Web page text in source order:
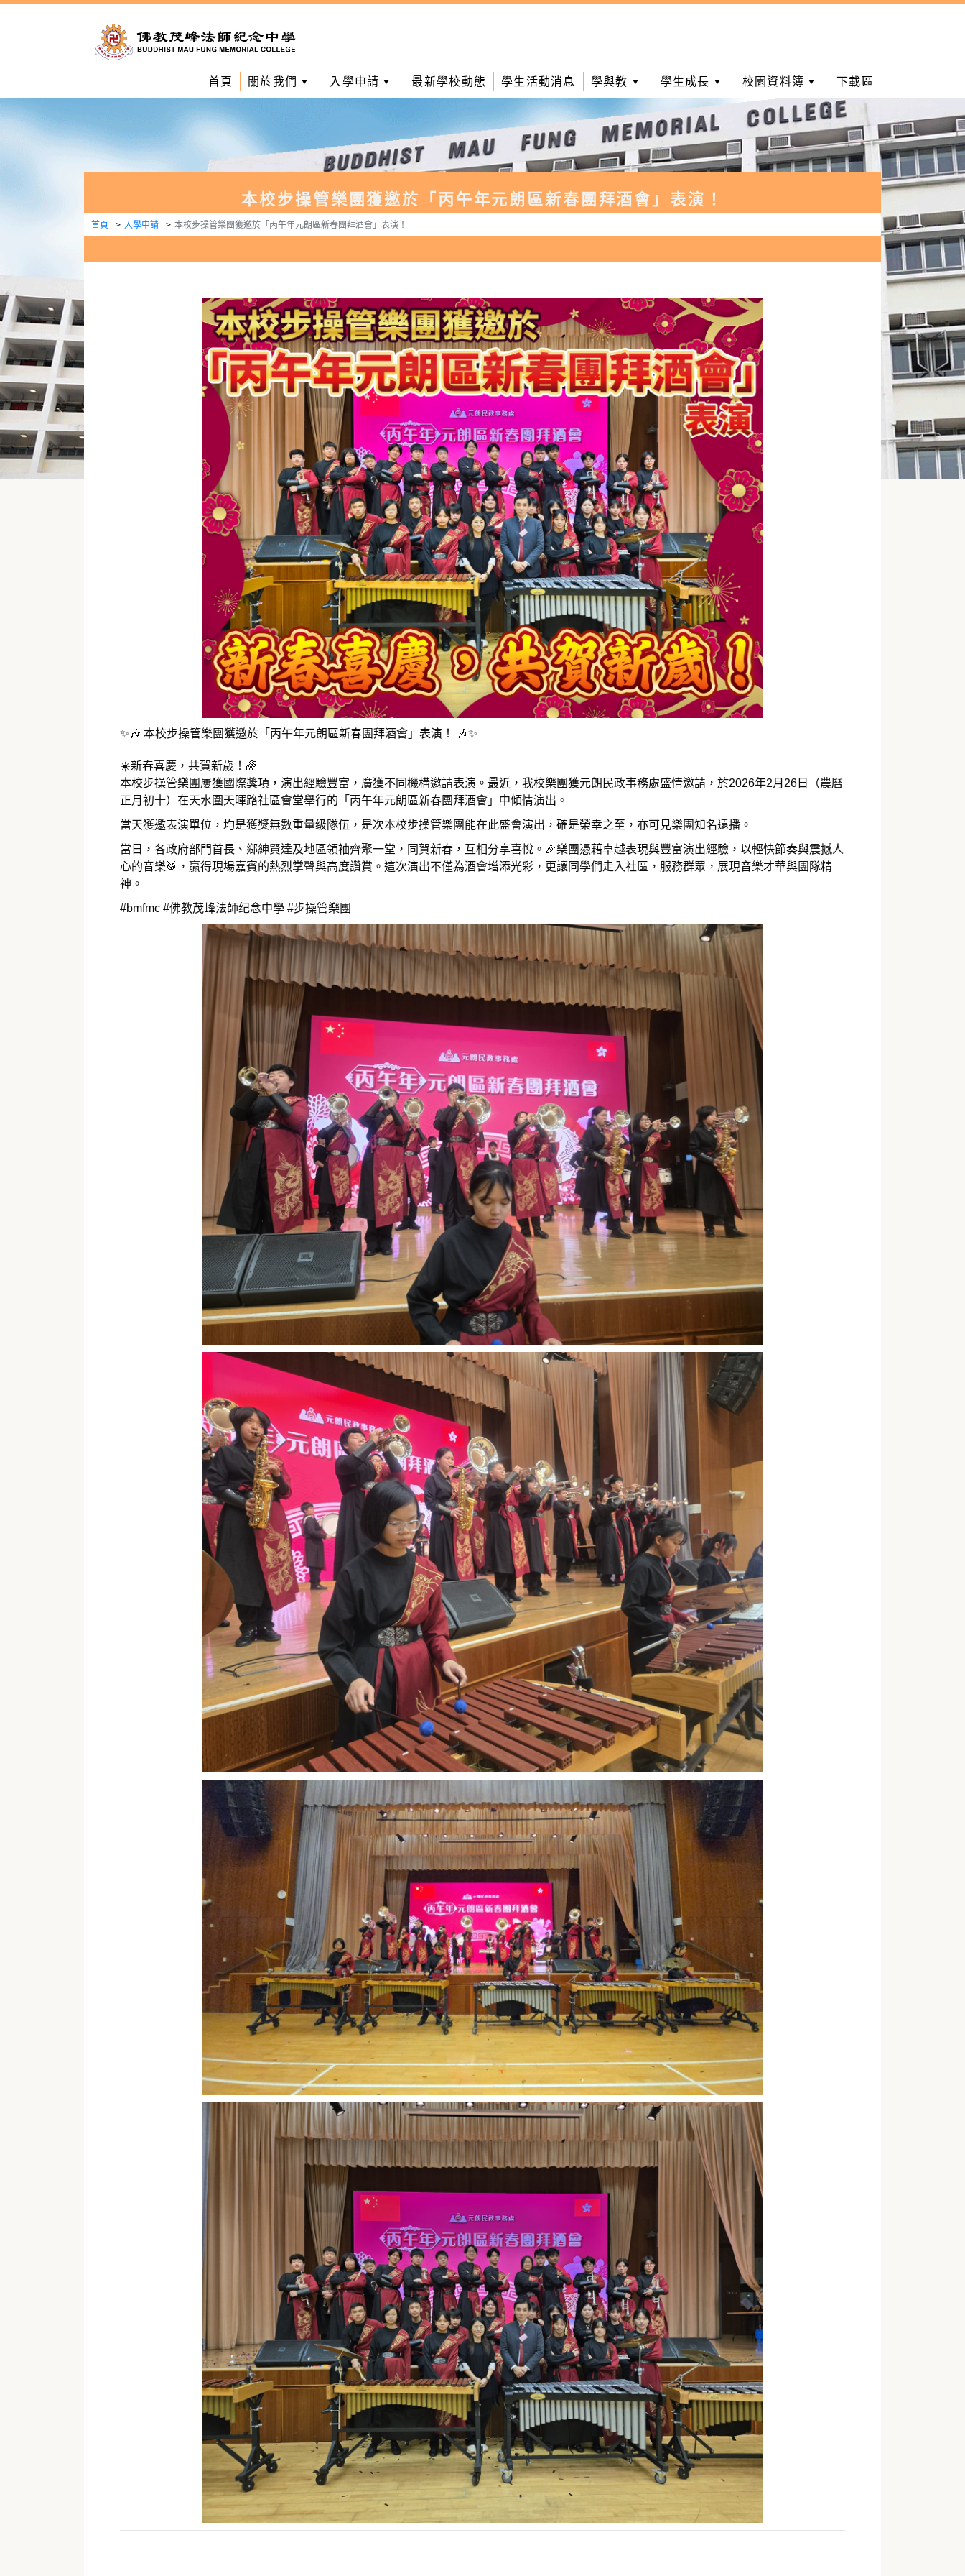
首頁 關於我們 入學申請 最新學校動態 學生活動消息 學與教 學生成長 校園資料簿 下載區
本校步操管樂團獲邀於「丙午年元朗區新春團拜酒會」表演！
首頁 入學申請 本校步操管樂團獲邀於「丙午年元朗區新春團拜酒會」表演！
✨🎶 本校步操管樂團獲邀於「丙午年元朗區新春團拜酒會」表演！ 🎶✨
☀️新春喜慶，共賀新歲！🌈
本校步操管樂團屢獲國際獎項，演出經驗豐富，廣獲不同機構邀請表演。最近，我校樂團獲元朗民政事務處盛情邀請，於2026年2月26日（農曆
正月初十）在天水圍天暉路社區會堂舉行的「丙午年元朗區新春團拜酒會」中傾情演出。
當天獲邀表演單位，均是獲獎無數重量级隊伍，是次本校步操管樂團能在此盛會演出，確是榮幸之至，亦可見樂團知名遠播。
當日，各政府部門首長、鄉紳賢達及地區領袖齊聚一堂，同賀新春，互相分享喜悅。🎉樂團憑藉卓越表現與豐富演出經驗，以輕快節奏與震撼人
心的音樂🥁，贏得現場嘉賓的熱烈掌聲與高度讚賞。這次演出不僅為酒會增添光彩，更讓同學們走入社區，服務群眾，展現音樂才華與團隊精
神。
#bmfmc #佛教茂峰法師纪念中學 #步操管樂團